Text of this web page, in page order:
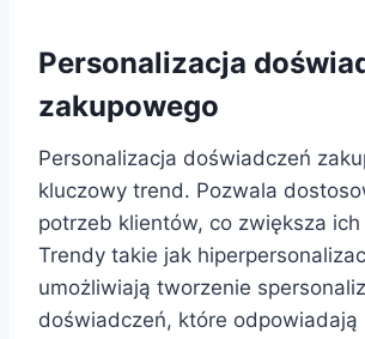
Personalizacja
zakupowego
Personalizacja doświadczeń
kluczowy trend. Pozwala
potrzeb klientów, co zwiększa
Trendy takie jak
umożliwiają tworzenie
doświadczeń, które odpowiadają